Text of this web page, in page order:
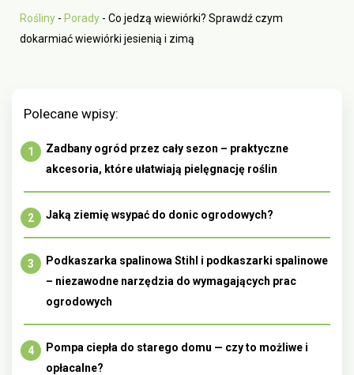
Rośliny - Porady - Co jedzą wiewiórki? Sprawdź czym
dokarmiać wiewiórki jesienią i zimą
Polecane wpisy:
Zadbany ogród przez cały sezon – praktyczne
akcesoria, które ułatwiają pielęgnację roślin
Jaką ziemię wsypać do donic ogrodowych?
Podkaszarka spalinowa Stihl i podkaszarki spalinowe
– niezawodne narzędzia do wymagających prac
ogrodowych
Pompa ciepła do starego domu — czy to możliwe i
opłacalne?